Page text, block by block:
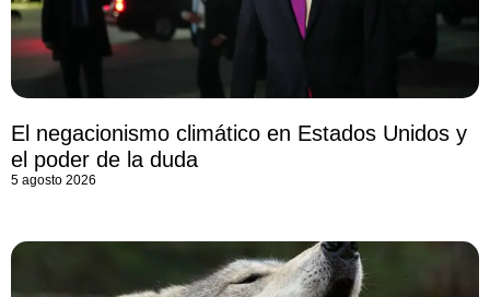
El negacionismo climático en Estados Unidos y
el poder de la duda
5 agosto 2026